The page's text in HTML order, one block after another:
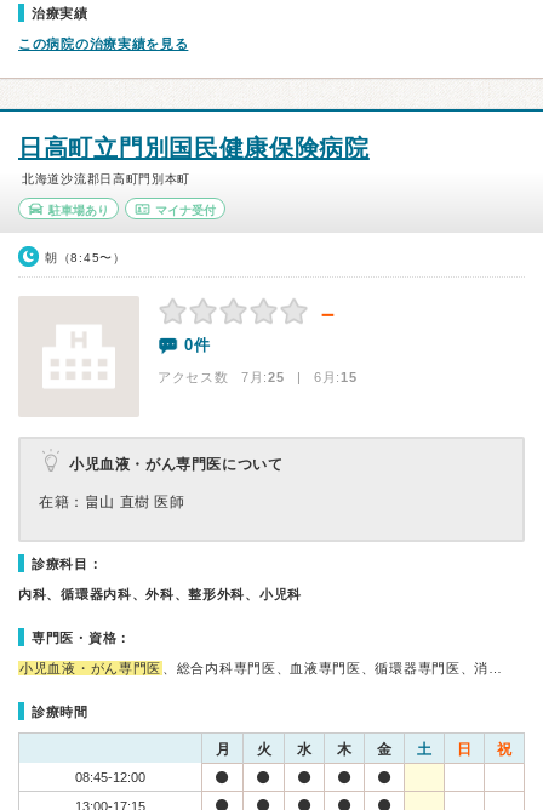
治療実績
この病院の治療実績を見る
日高町立門別国民健康保険病院
北海道沙流郡日高町門別本町
駐車場あり マイナ受付
朝（8:45〜）
－
0件
アクセス数 7月:25 | 6月:15
小児血液・がん専門医について
在籍：畠山 直樹 医師
診療科目：
内科、循環器内科、外科、整形外科、小児科
専門医・資格：
小児血液・がん専門医 、総合内科専門医、血液専門医、循環器専門医、消…
診療時間
月 火 水 木 金 土 日 祝
08:45-12:00
13:00-17:15